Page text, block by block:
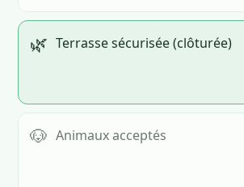
🌿 Terrasse sécurisée (clôturée)
🐶 Animaux acceptés